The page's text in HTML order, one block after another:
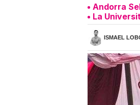
Andorra
La
ISMAEL